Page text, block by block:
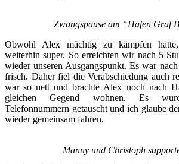
Zwangspause am “Hafen Graf
Obwohl Alex mächtig zu kämpfen
weiterhin super. So erreichten wir nach 5
wieder unseren Ausgangspunkt. Es war
frisch. Daher fiel die Verabschiedung auch
war so nett und brachte Alex noch nach
gleichen Gegend wohnen. Es
Telefonnummern getauscht und ich glaube
wieder gemeinsam fahren.
Manny und Christoph